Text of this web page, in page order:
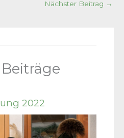
Nächster Beitrag →
2022